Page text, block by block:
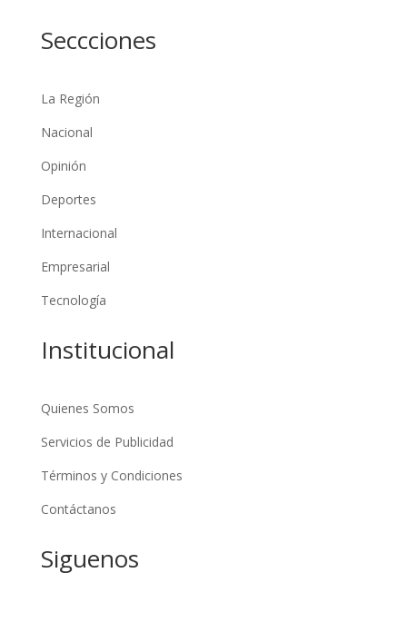
Seccciones
La Región
Nacional
Opinión
Deportes
Internacional
Empresarial
Tecnología
Institucional
Quienes Somos
Servicios de Publicidad
Términos y Condiciones
Contáctanos
Siguenos